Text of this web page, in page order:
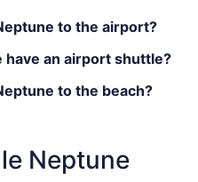
to the airport?
have an airport shuttle?
to the beach?
Neptune